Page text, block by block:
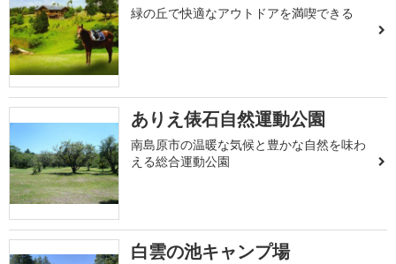
緑の丘で快適なアウトドアを満喫できる
ありえ俵石自然運動公園
南島原市の温暖な気候と豊かな自然を味わ
える総合運動公園
白雲の池キャンプ場